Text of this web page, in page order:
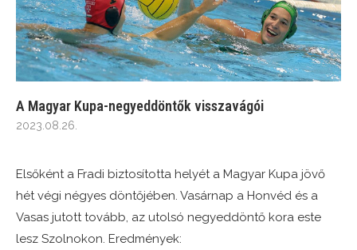
A Magyar Kupa-negyeddöntők visszavágói
2023.08.26.
Elsőként a Fradi biztosította helyét a Magyar Kupa jövő
hét végi négyes döntőjében. Vasárnap a Honvéd és a
Vasas jutott tovább, az utolsó negyeddöntő kora este
lesz Szolnokon. Eredmények: